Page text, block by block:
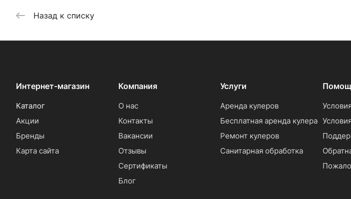
Назад к списку
Интернет-магазин
Каталог
Акции
Бренды
Карта сайта
Компания
О нас
Контакты
Вакансии
Отзывы
Сертификаты
Блог
Услуги
Аренда кулеров
Бесплатная аренда кулера
Ремонт кулеров
Санитарная обработка